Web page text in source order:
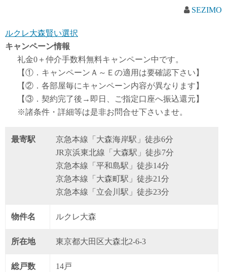
SEZIMO
ルクレ大森賢い選択
キャンペーン情報
礼金0 ＋仲介手数料無料キャンペーン中です。
【①．キャンペーンＡ～Ｅの適用は要確認下さい】
【②．各部屋毎にキャンペーン内容が異なります】
【③．契約完了後→即日、ご指定口座へ振込還元】
※諸条件・詳細等は是非お問合せ下さいませ。
最寄駅
京急本線「大森海岸駅」徒歩6分
JR京浜東北線「大森駅」徒歩7分
京急本線「平和島駅」徒歩14分
京急本線「大森町駅」徒歩21分
京急本線「立会川駅」徒歩23分
物件名 ルクレ大森
所在地 東京都大田区大森北2-6-3
総戸数 14戸